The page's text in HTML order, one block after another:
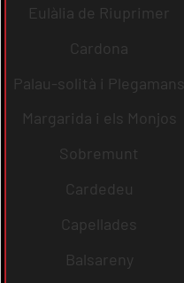
Eulàlia de Riuprimer
Cardona
Palau-solità i Plegamans
Margarida i els Monjos
Sobremunt
Cardedeu
Capellades
Balsareny